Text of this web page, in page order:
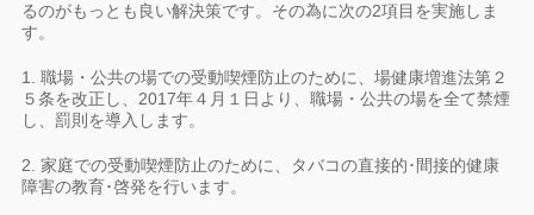
るのがもっとも良い解決策です。その為に次の2項目を実施しま
す。
1. 職場・公共の場での受動喫煙防止のために、場健康増進法第２
５条を改正し、2017年４月１日より、職場・公共の場を全て禁煙
し、罰則を導入します。
2. 家庭での受動喫煙防止のために、タバコの直接的･間接的健康
障害の教育･啓発を行います。